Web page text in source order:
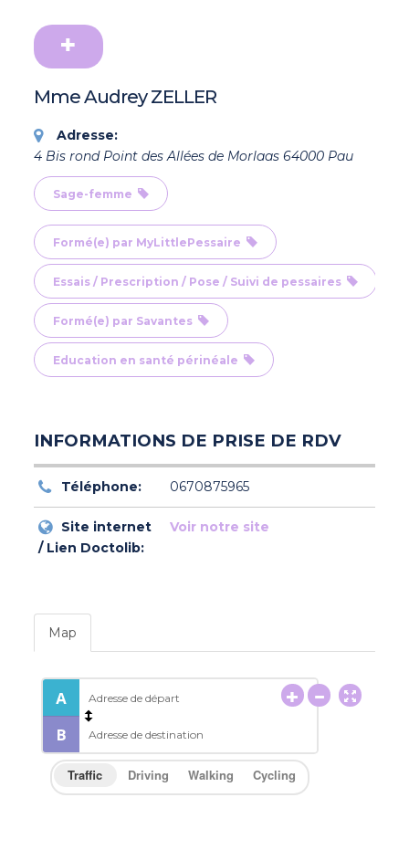
Mme Audrey ZELLER
Adresse:
4 Bis rond Point des Allées de Morlaas 64000 Pau
Sage-femme
Formé(e) par MyLittlePessaire
Essais / Prescription / Pose / Suivi de pessaires
Formé(e) par Savantes
Education en santé périnéale
INFORMATIONS DE PRISE DE RDV
Téléphone: 0670875965
Site internet
/ Lien Doctolib:
Voir notre site
Map
Traffic Driving Walking Cycling